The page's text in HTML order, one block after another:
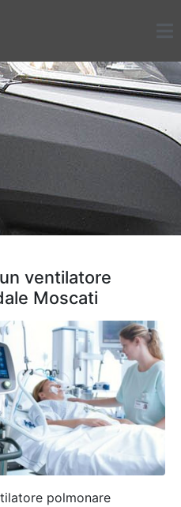
ventilatore
Moscati
polmonare